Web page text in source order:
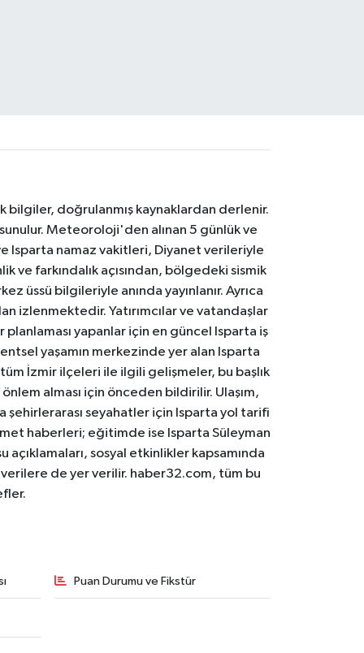
bilgiler, doğrulanmış kaynaklardan derlenir.
Meteoroloji'den alınan 5 günlük ve
Isparta namaz vakitleri, Diyanet verileriyle
ve farkındalık açısından, bölgedeki sismik
üssü bilgileriyle anında yayınlanır. Ayrıca
izlenmektedir. Yatırımcılar ve vatandaşlar
planlaması yapanlar için en güncel Isparta iş
yaşamın merkezinde yer alan Isparta
tüm İzmir ilçeleri ile ilgili gelişmeler, bu başlık
alması için önceden bildirilir. Ulaşım,
şehirlerarası seyahatler için Isparta yol tarifi
haberleri; eğitimde ise Isparta Süleyman
sosyal etkinlikler kapsamında
de yer verilir. haber32.com, tüm bu
Puan Durumu ve Fikstür